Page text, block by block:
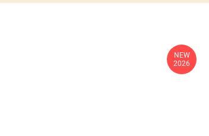
NEW
2026